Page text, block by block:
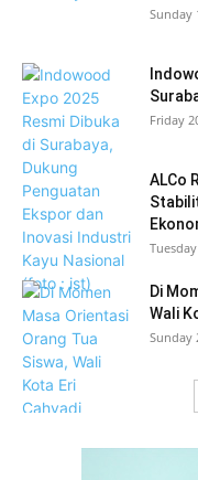
Sunday
Friday
ALCo
Di
Wali
Sunday